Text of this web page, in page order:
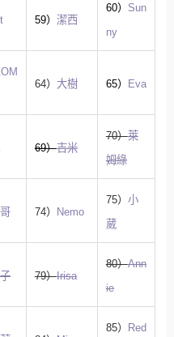
59） 潔西
60） Sun
ny
64） 大樹 65） Eva
69）吉米
70）萊
姆綠
74） Nemo
75） 小
葳
79）Irisa
80）Ann
ie
85） Red